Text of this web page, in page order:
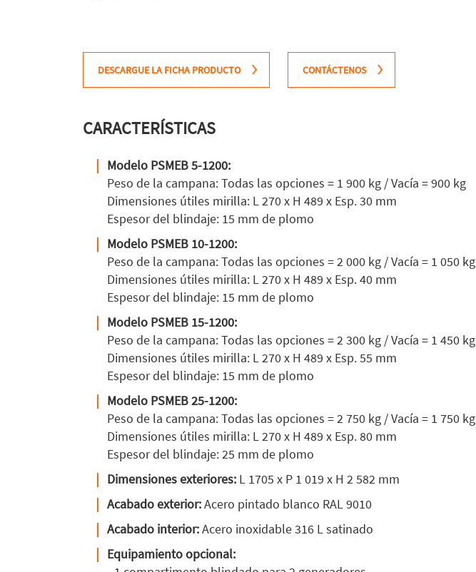
DESCARGUE LA FICHA PRODUCTO CONTÁCTENOS
CARACTERÍSTICAS
Modelo PSMEB 5-1200:
Peso de la campana: Todas las opciones = 1 900 kg / Vacía = 900 kg
Dimensiones útiles mirilla: L 270 x H 489 x Esp. 30 mm
Espesor del blindaje: 15 mm de plomo
Modelo PSMEB 10-1200:
Peso de la campana: Todas las opciones = 2 000 kg / Vacía = 1 050 kg
Dimensiones útiles mirilla: L 270 x H 489 x Esp. 40 mm
Espesor del blindaje: 15 mm de plomo
Modelo PSMEB 15-1200:
Peso de la campana: Todas las opciones = 2 300 kg / Vacía = 1 450 kg
Dimensiones útiles mirilla: L 270 x H 489 x Esp. 55 mm
Espesor del blindaje: 15 mm de plomo
Modelo PSMEB 25-1200:
Peso de la campana: Todas las opciones = 2 750 kg / Vacía = 1 750 kg
Dimensiones útiles mirilla: L 270 x H 489 x Esp. 80 mm
Espesor del blindaje: 25 mm de plomo
Dimensiones exteriores: L 1705 x P 1 019 x H 2 582 mm
Acabado exterior:Acero pintado blanco RAL 9010
Acabado interior:Acero inoxidable 316 L satinado
Equipamiento opcional: